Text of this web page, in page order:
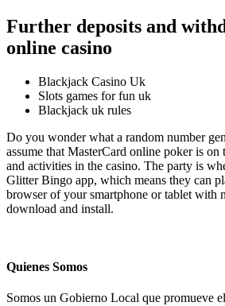
Further deposits and
online casino
Blackjack Casino Uk
Slots games for fun uk
Blackjack uk rules
Do you wonder what a random number
assume that MasterCard online poker is on
and activities in the casino. The party is
Glitter Bingo app, which means they can
browser of your smartphone or tablet with
download and install.
Quienes Somos
Somos un Gobierno Local que promueve